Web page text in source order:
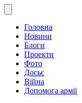
Головна
Новини
Блоги
Проекти
Фото
Досьє
Війна
Допомога армії